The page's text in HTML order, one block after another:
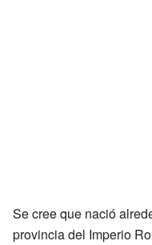
Se cree que nació
provincia del Imperio